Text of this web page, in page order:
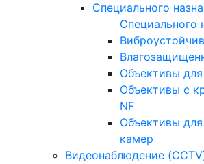
Специального
Специального
Объективы
Объективы с
NF
Объективы
камер
Видеонаблюдение